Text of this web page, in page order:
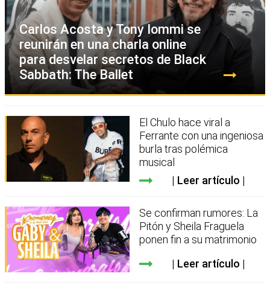
Carlos Acosta y Tony Iommi se
reunirán en una charla online
para desvelar secretos de Black
Sabbath: The Ballet
El Chulo hace viral a
Ferrante con una ingeniosa
burla tras polémica
musical
Leer artículo
Se confirman rumores: La
Pitón y Sheila Fraguela
ponen fin a su matrimonio
Leer artículo